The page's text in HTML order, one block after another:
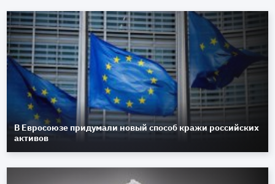
В Евросоюзе придумали новый способ кражи российских
активов